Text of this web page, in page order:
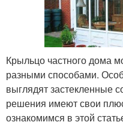
Крыльцо частного дома
разными способами.
выглядят застекленные
решения имеют свои
ознакомимся в этой